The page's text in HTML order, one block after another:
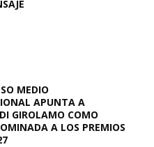
MEDIO
APUNTA A
GIROLAMO COMO
A LOS PREMIOS